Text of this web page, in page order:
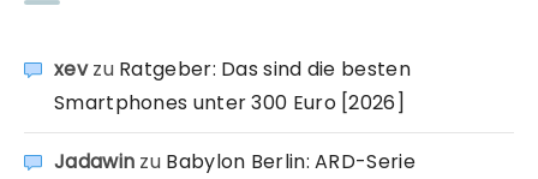
xevzu Ratgeber: Das sind die besten
Smartphones unter 300 Euro [2026]
Jadawin zu Babylon Berlin: ARD-Serie